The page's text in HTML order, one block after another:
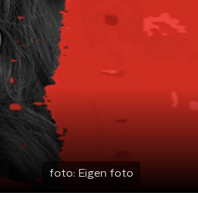
foto: Eigen foto